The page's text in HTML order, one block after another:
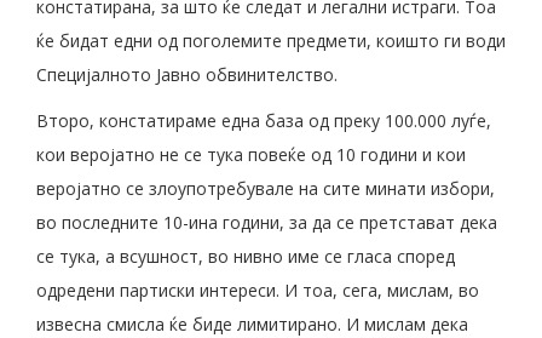
констатирана, за што ќе следат и легални истраги. Тоа
ќе бидат едни од поголемите предмети, коишто ги води
Специјалното Јавно обвинителство.
Второ, констатираме една база од преку 100.000 луѓе,
кои веројатно не се тука повеќе од 10 години и кои
веројатно се злоупотребувале на сите минати избори,
во последните 10-ина години, за да се претстават дека
се тука, а всушност, во нивно име се гласа според
одредени партиски интереси. И тоа, сега, мислам, во
извесна смисла ќе биде лимитирано. И мислам дека